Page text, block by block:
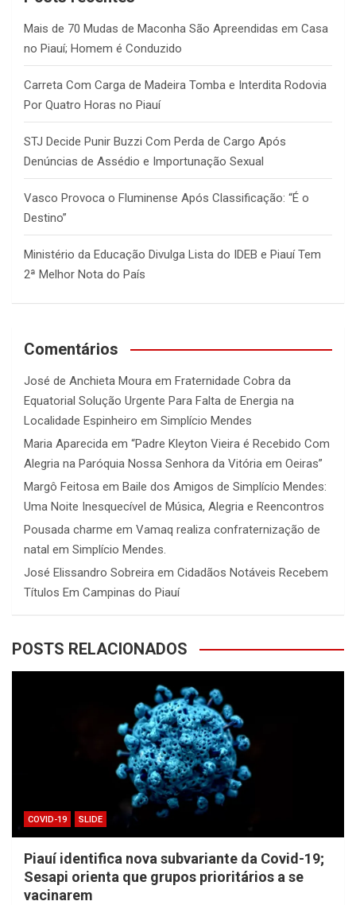
Mais de 70 Mudas de Maconha São Apreendidas em Casa
no Piauí; Homem é Conduzido
Carreta Com Carga de Madeira Tomba e Interdita Rodovia
Por Quatro Horas no Piauí
STJ Decide Punir Buzzi Com Perda de Cargo Após
Denúncias de Assédio e Importunação Sexual
Vasco Provoca o Fluminense Após Classificação: “É o
Destino”
Ministério da Educação Divulga Lista do IDEB e Piauí Tem
2ª Melhor Nota do País
Comentários
José de Anchieta Moura em Fraternidade Cobra da
Equatorial Solução Urgente Para Falta de Energia na
Localidade Espinheiro em Simplício Mendes
Maria Aparecida em “Padre Kleyton Vieira é Recebido Com
Alegria na Paróquia Nossa Senhora da Vitória em Oeiras”
Margô Feitosa em Baile dos Amigos de Simplício Mendes:
Uma Noite Inesquecível de Música, Alegria e Reencontros
Pousada charme em Vamaq realiza confraternização de
natal em Simplício Mendes.
José Elissandro Sobreira em Cidadãos Notáveis Recebem
Títulos Em Campinas do Piauí
POSTS RELACIONADOS
COVID-19 SLIDE
Piauí identifica nova subvariante da Covid-19;
Sesapi orienta que grupos prioritários a se
vacinarem